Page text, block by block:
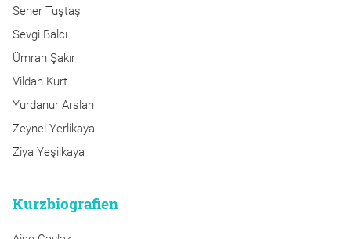
Seher Tuştaş
Sevgi Balcı
Ümran Şakır
Vildan Kurt
Yurdanur Arslan
Zeynel Yerlikaya
Ziya Yeşilkaya
Kurzbiografien